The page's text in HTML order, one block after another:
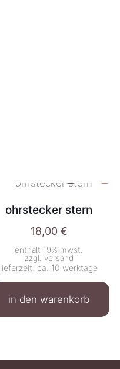
ohrstecker stern
18,00 €
enthält 19% mwst.
zzgl. versand
lieferzeit: ca. 10 werktage
in den warenkorb